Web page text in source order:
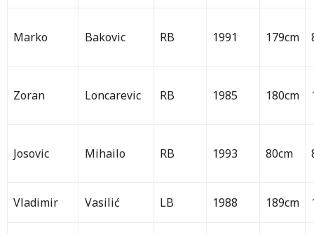
Marko Bakovic RB 1991 179cm
Zoran Loncarevic RB 1985 180cm
Josovic Mihailo RB 1993 80cm
Vladimir Vasilić LB 1988 189cm